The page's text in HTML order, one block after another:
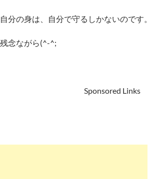
自分の身は、自分で守るしかないのです。
残念ながら(^-^;
Sponsored Links